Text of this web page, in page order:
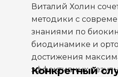
Виталий Холин
методики с
знаниями по
биодинамике и
достижения
эффективных
Конкретный